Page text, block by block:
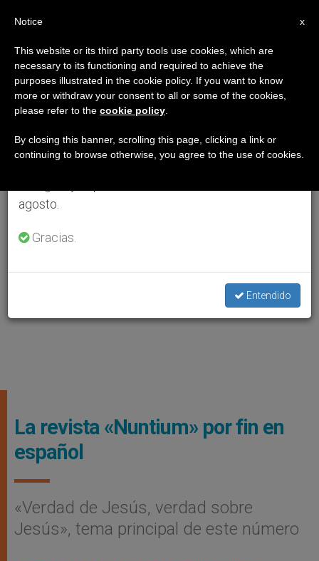
La revista «Nuntium» por fin en
español
«Verdad de Jesús, verdad sobre
Jesús», tema principal de este número
×
Aviso importante
Del 27 de julio al 7 de agosto haremos la pausa
anual, aprovechando que en el periodo de verano
se generan menos informaciones y también el
agosto.
Gracias.
Entendido
x
Notice
This website or its third party tools use cookies, which are
necessary to its functioning and required to achieve the
purposes illustrated in the cookie policy. If you want to know
more or withdraw your consent to all or some of the cookies,
please refer to the cookie policy
By closing this banner, scrolling this page, clicking a link or
continuing to browse otherwise, you agree to the use of cookies.